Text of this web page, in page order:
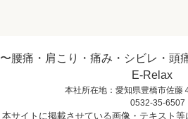
〜腰痛・肩こり・痛み・シビレ・
E-Relax
本社所在地：愛知県豊橋市佐藤
0532-35-6507
本サイトに掲載させている画像・テキスト等